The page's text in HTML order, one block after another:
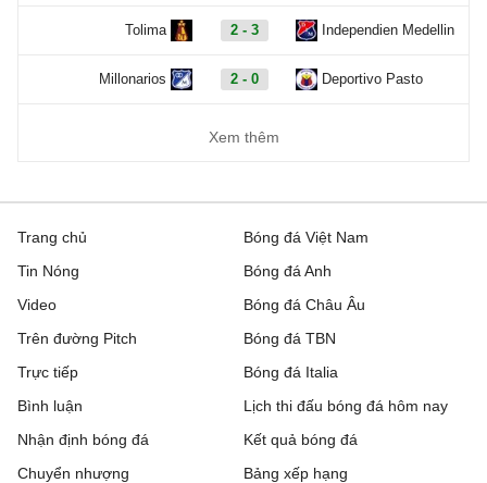
Tolima 2 - 3 Independien Medellin
Millonarios 2 - 0 Deportivo Pasto
Xem thêm
Trang chủ
Tin Nóng
Video
Trên đường Pitch
Trực tiếp
Bóng đá Việt Nam
Bóng đá Anh
Bóng đá Châu Âu
Bóng đá TBN
Bóng đá Italia
Bình luận
Nhận định bóng đá
Chuyển nhượng
Lịch thi đấu bóng đá hôm nay
Kết quả bóng đá
Bảng xếp hạng